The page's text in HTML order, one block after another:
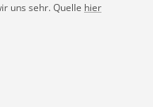
uns sehr. Quelle hier